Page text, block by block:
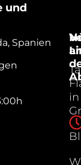
und
Spanien
in